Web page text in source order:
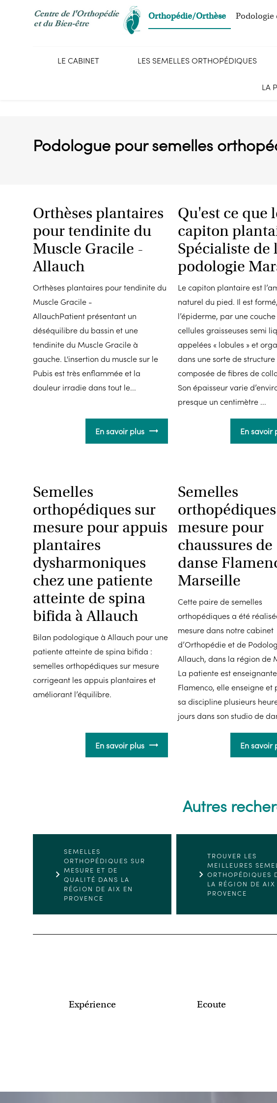
Orthopédie/Orthèse Podologie
LE CABINET LES SEMELLES ORTHOPÉDIQUES
LA
Podologue pour semelles
Orthèses plantaires
pour tendinite du
Muscle Gracile -
Allauch
Orthèses plantaires pour tendinite du
Muscle Gracile -
AllauchPatient présentant un
déséquilibre du bassin et une
tendinite du Muscle Gracile à
gauche. L'insertion du muscle sur le
Pubis est très enflammée et la
douleur irradie dans tout le...
En savoir plus
Qu'est ce que
capiton
Spécialiste de
podologie
Le capiton plantaire est
naturel du pied. Il est
l’épiderme, par une
cellules graisseuses semi
appelées « lobules » et
dans une sorte de
composée de fibres de
Son épaisseur varie
presque un centimètre ...
En savoir
Semelles
orthopédiques sur
mesure pour appuis
plantaires
dysharmoniques
chez une patiente
atteinte de spina
bifida à Allauch
Bilan podologique à Allauch pour une
patiente atteinte de spina bifida :
semelles orthopédiques sur mesure
corrigeant les appuis plantaires et
améliorant l’équilibre.
En savoir plus
Semelles
mesure pour
chaussures de
danse
Marseille
Cette paire de semelles
orthopédiques a été
mesure dans notre cabinet
d’Orthopédie et de
Allauch, dans la région de
La patiente est
Flamenco, elle enseigne et
sa discipline plusieurs
jours dans son studio de
En savoir
Autres
SEMELLES
ORTHOPÉDIQUES SUR
MESURE ET DE
QUALITÉ DANS LA
RÉGION DE AIX EN
PROVENCE
TROUVER LES
MEILLEURES
ORTHOPÉDIQUES
LA RÉGION DE AIX
PROVENCE
Expérience Ecoute